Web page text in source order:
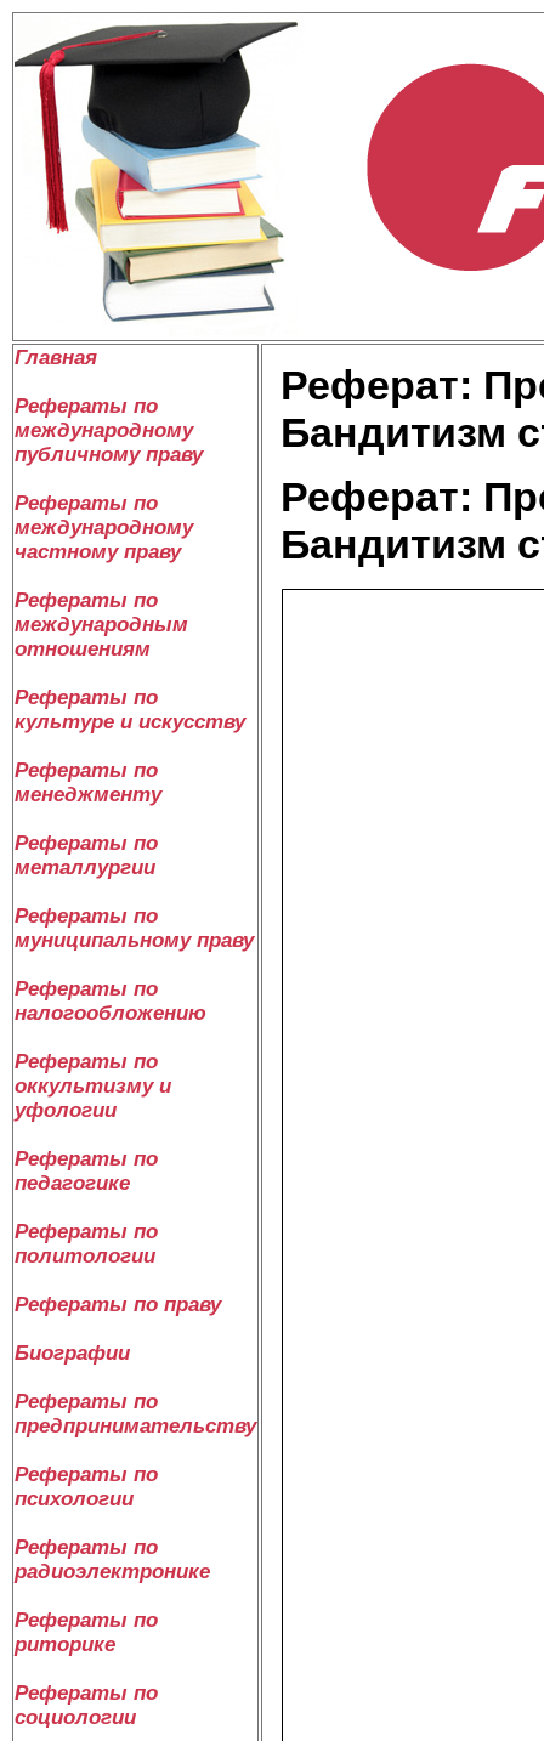
Главная
Рефераты по
международному
публичному праву
Рефераты по
международному
частному праву
Рефераты по
международным
отношениям
Рефераты по
культуре и искусству
Рефераты по
менеджменту
Рефераты по
металлургии
Рефераты по
муниципальному праву
Рефераты по
налогообложению
Рефераты по
оккультизму и
уфологии
Рефераты по
педагогике
Рефераты по
политологии
Рефераты по праву
Биографии
Рефераты по
предпринимательству
Рефераты по
психологии
Рефераты по
радиоэлектронике
Рефераты по
риторике
Рефераты по
социологии
Реферат:
Бандитизм
Реферат:
Бандитизм